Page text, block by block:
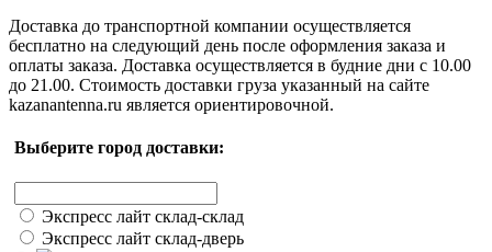
Доставка до транспортной компании осуществляется
бесплатно на следующий день после оформления заказа и
оплаты заказа. Доставка осуществляется в будние дни с 10.00
до 21.00. Стоимость доставки груза указанный на сайте
kazanantenna.ru является ориентировочной.
Выберите город доставки:
Экспресс лайт склад-склад
Экспресс лайт склад-дверь